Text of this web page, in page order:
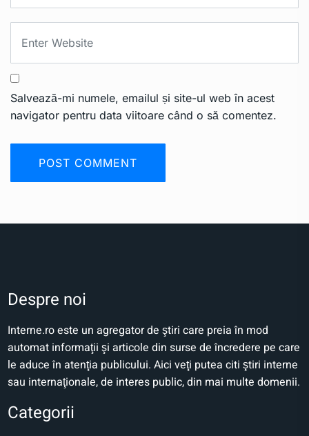
Salvează-mi numele, emailul și site-ul web în acest
navigator pentru data viitoare când o să comentez.
Despre noi
Interne.ro este un agregator de ştiri care preia în mod
automat informaţii şi articole din surse de încredere pe care
le aduce în atenţia publicului. Aici veţi putea citi ştiri interne
sau internaţionale, de interes public, din mai multe domenii.
Categorii